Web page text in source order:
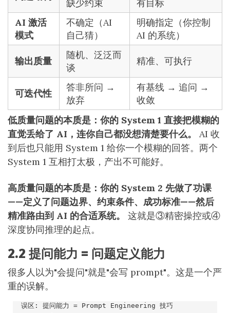
缺少约束
有目标
AI 激活
模式
不确定（AI
自己猜）
明确指定（你控制
AI 的系统）
输出质量
随机、泛泛而
谈
精准、可执行
可迭代性
答非所问 →
放弃
有基线 → 追问 →
收敛
低质量问题的本质是：你的 System 1 直接把模糊的
直觉丢给了 AI，连你自己都没想清楚要什么。
AI 收
到后也只能用 System 1 给你一个模糊的回答。两个
System 1 互相打太极，产出不可能好。
高质量问题的本质是：你的 System 2 先做了功课
——定义了问题边界、约束条件、成功标准——然后
精准路由到 AI 的合适系统。
这就是③精密操控或④
深度协同推理的起点。
2.2 提问能力 = 问题定义能力
很多人以为"会提问"就是"会写 prompt"。这是一个严
重的误解。